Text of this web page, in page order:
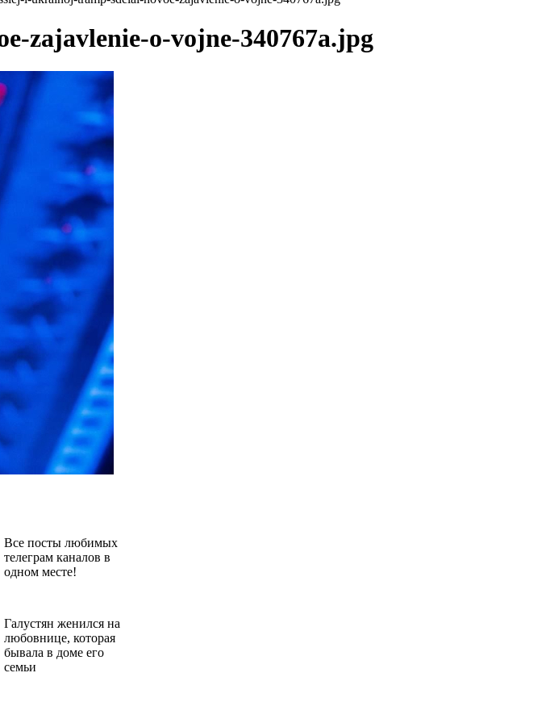
zajavlenie-o-vojne-340767a.jpg
Все посты любимых
телеграм каналов в
одном месте!
Галустян женился на
любовнице, которая
бывала в доме его
семьи